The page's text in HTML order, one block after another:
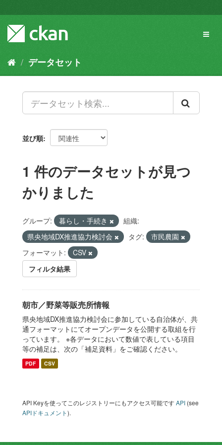
キ
容
データセット
並び順
1 件のデータセットが見つ
かりました
グループ: 暮らし・手続き
組織:
県央地域DX推進協力検討会
タグ:
市民農園
フォーマット:
CSV
フィルタ結果
朝市／野菜等販売所情報
県央地域DX推進協力検討会に参加している自治体が、共
通フォーマットにてオープンデータを公開する取組を行
っています。 ※各データにおいて数値で表している項目
等の補足は、次の「補足資料」をご確認ください。
PDF CSV
API Keyを使ってこのレジストリーにもアクセス可能ですAPI (see
APIドキュメント).